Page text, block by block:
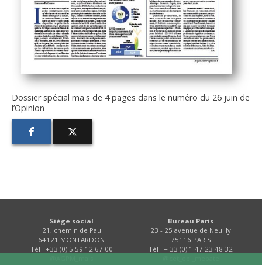
Dossier spécial maïs de 4 pages dans le numéro du 26 juin de
l’Opinion
Siège social
21, chemin de Pau
64121 MONTARDON
Tél : +33 (0) 5 59 12 67 00
Bureau Paris
23 - 25 avenue de Neuilly
75116 PARIS
Tél : + 33 (0) 1 47 23 48 32